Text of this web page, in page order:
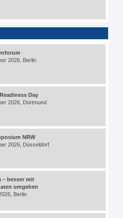
2026, Berlin
Day
2026, Dortmund
NRW
2026, Düsseldorf
– besser mit
umgehen
Berlin